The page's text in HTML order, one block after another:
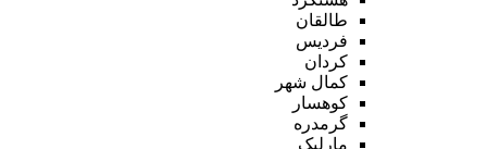
طالقان
فردیس
کردان
کمال شهر
کوهسار
گرمدره
مارلیک